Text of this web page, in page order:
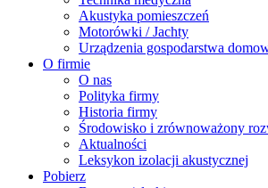
Akustyka pomieszczeń
Motorówki / Jachty
Urządzenia gospodarstwa
O firmie
O nas
Polityka firmy
Historia firmy
Środowisko i zrównoważony
Aktualności
Leksykon izolacji akustycznej
Pobierz